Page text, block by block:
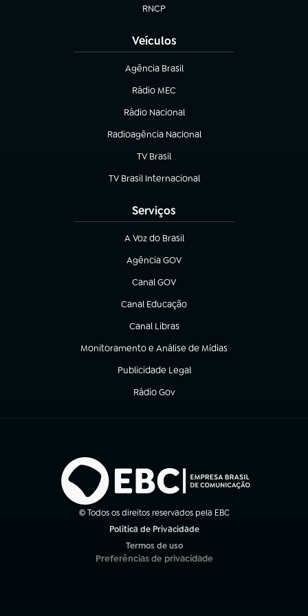
RNCP
(abre em nova aba)
Veículos
Agência Brasil
(abre em nova aba)
Rádio MEC
(abre em nova aba)
Rádio Nacional
Radioagência Nacional
(abre em nova aba)
TV Brasil
(abre em nova aba)
TV Brasil Internacional
(abre em nova aba)
Serviços
A Voz do Brasil
(abre em nova aba)
Agência GOV
(abre em nova aba)
Canal GOV
(abre em nova aba)
Canal Educação
(abre em nova aba)
Canal Libras
(abre em nova aba)
Monitoramento e Análise de Mídias
(abre em nova aba)
Publicidade Legal
(abre em nova aba)
Rádio Gov
(abre em nova aba)
© Todos os direitos reservados pela EBC
Política de Privacidade
Termos de uso
(abre em nova aba)
Preferências de privacidade